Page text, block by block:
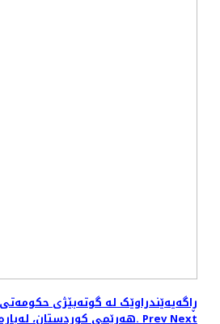
ھەرێمی کوردستان، لەبارەی پرسی کۆچبەران.PrevNext